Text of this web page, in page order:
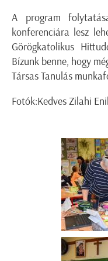
A program
konferenciára lesz
Görögkatolikus
Bízunk benne, hogy
Társas Tanulás
Fotók:Kedves Zilahi